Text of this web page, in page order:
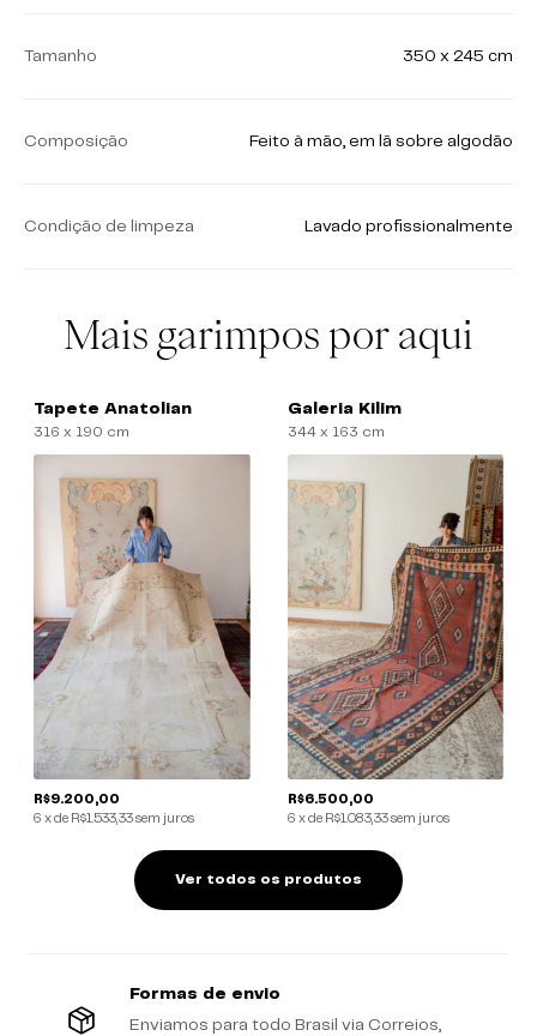
Tamanho 350 x 245 cm
Composição Feito à mão, em lã sobre algodão
Condição de limpeza Lavado profissionalmente
Mais garimpos por aqui
Tapete Anatolian
316 x 190 cm
R$9.200,00
6 x de R$1.533,33 sem juros
Galeria Kilim
344 x 163 cm
R$6.500,00
6 x de R$1.083,33 sem juros
Ver todos os produtos
Formas de envio
Enviamos para todo Brasil via Correios,